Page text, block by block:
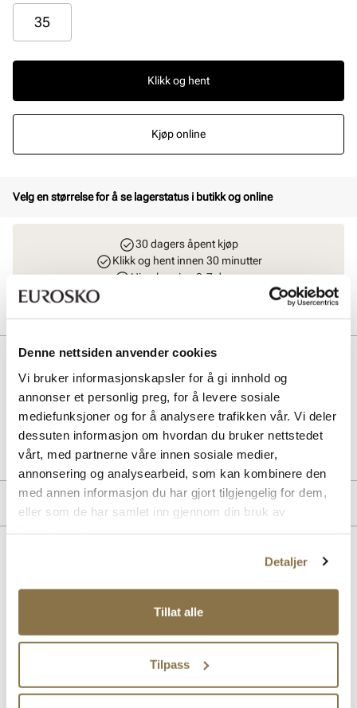
Denne nettsiden anvender cookies
Vi bruker informasjonskapsler for å gi innhold og
annonser et personlig preg, for å levere sosiale
mediefunksjoner og for å analysere trafikken vår. Vi deler
dessuten informasjon om hvordan du bruker nettstedet
vårt, med partnerne våre innen sosiale medier,
annonsering og analysearbeid, som kan kombinere den
med annen informasjon du har gjort tilgjengelig for dem,
eller som de har samlet inn gjennom din bruk av
Detaljer
Tillat alle
Tilpass
35
Klikk og hent
Kjøp online
Velg en størrelse for å se lagerstatus i butikk og online
30 dagers åpent kjøp
Klikk og hent innen 30 minutter
Hjemlevering 3-7 dager
Beskrivelse
Søte og supermyke blinkesandaler som sitter godt på foten.
Art. nr71363010
Lev. art. nr26V4644
Produktdetaljer
Overdel:Syntetisk